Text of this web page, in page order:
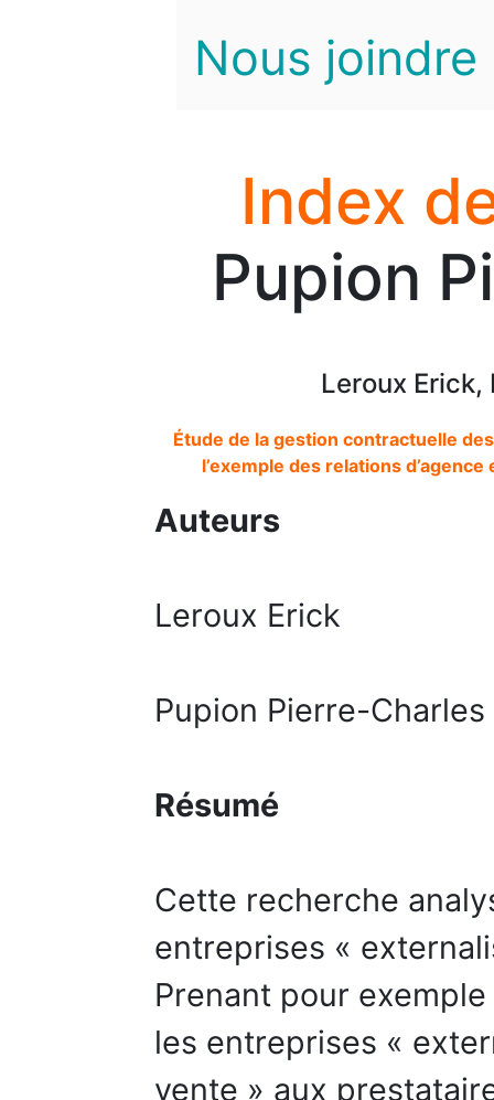
Nous joindre
Index
Pupion
Leroux
Étude de la gestion contractuelle
l’exemple des relations
Auteurs
Leroux Erick
Pupion Pierre-Charles
Résumé
Cette recherche
entreprises «
Prenant pour
les entreprises «
vente » aux